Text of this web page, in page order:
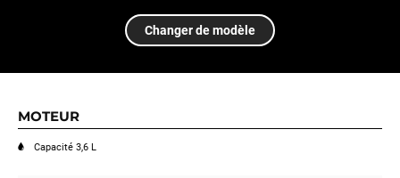
MAINTENANCE
Revendeurs
Changer de modèle
MOTEUR
Capacité 3,6 L